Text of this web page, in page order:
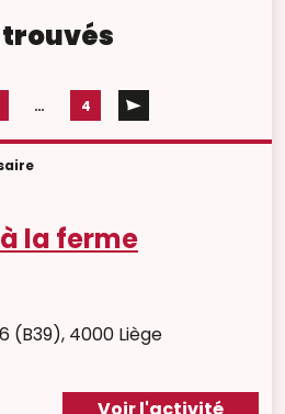
… 4
la ferme
(B39), 4000 Liège